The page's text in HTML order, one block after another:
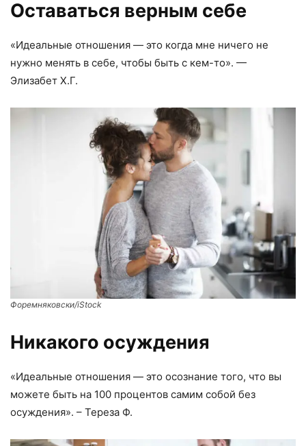
Оставаться верным себе
«Идеальные отношения — это когда мне ничего не
нужно менять в себе, чтобы быть с кем-то». —
Элизабет Х.Г.
Форемняковски/iStock
Никакого осуждения
«Идеальные отношения — это осознание того, что вы
можете быть на 100 процентов самим собой без
осуждения». – Тереза ​​Ф.